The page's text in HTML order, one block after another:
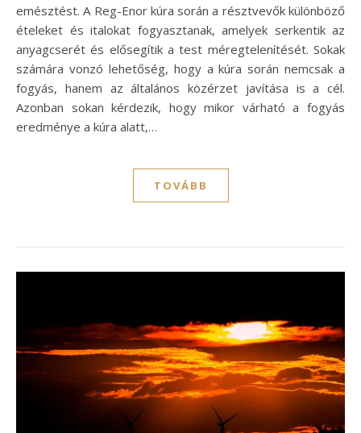
emésztést. A Reg-Enor kúra során a résztvevők különböző
ételeket és italokat fogyasztanak, amelyek serkentik az
anyagcserét és elősegítik a test méregtelenítését. Sokak
számára vonzó lehetőség, hogy a kúra során nemcsak a
fogyás, hanem az általános közérzet javítása is a cél.
Azonban sokan kérdezik, hogy mikor várható a fogyás
eredménye a kúra alatt,…
TOVÁBB